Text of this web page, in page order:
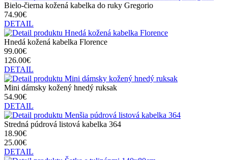
Bielo-čierna kožená kabelka do ruky Gregorio
74.90€
DETAIL
Hnedá kožená kabelka Florence
99.00€
126.00€
DETAIL
Mini dámsky kožený hnedý ruksak
54.90€
DETAIL
Stredná púdrová listová kabelka 364
18.90€
25.00€
DETAIL